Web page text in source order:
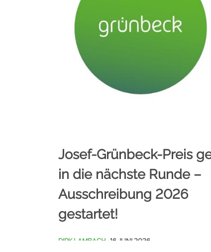
Josef-Grünbeck-Preis
in die nächste Runde –
Ausschreibung 2026
gestartet!
DIRK LAMBACH · 16 JUNI 2026